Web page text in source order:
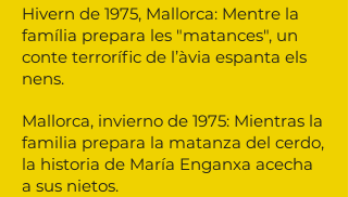
Hivern de 1975, Mallorca: Mentre la
família prepara les "matances", un
conte terrorífic de l’àvia espanta els
nens.
Mallorca, invierno de 1975: Mientras la
familia prepara la matanza del cerdo,
la historia de María Enganxa acecha
a sus nietos.